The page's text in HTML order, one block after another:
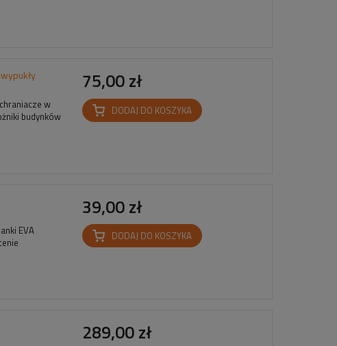
w
budynków
75,00 zł
DODAJ DO KOSZYKA
EVA
39,00 zł
DODAJ DO KOSZYKA
289,00 zł